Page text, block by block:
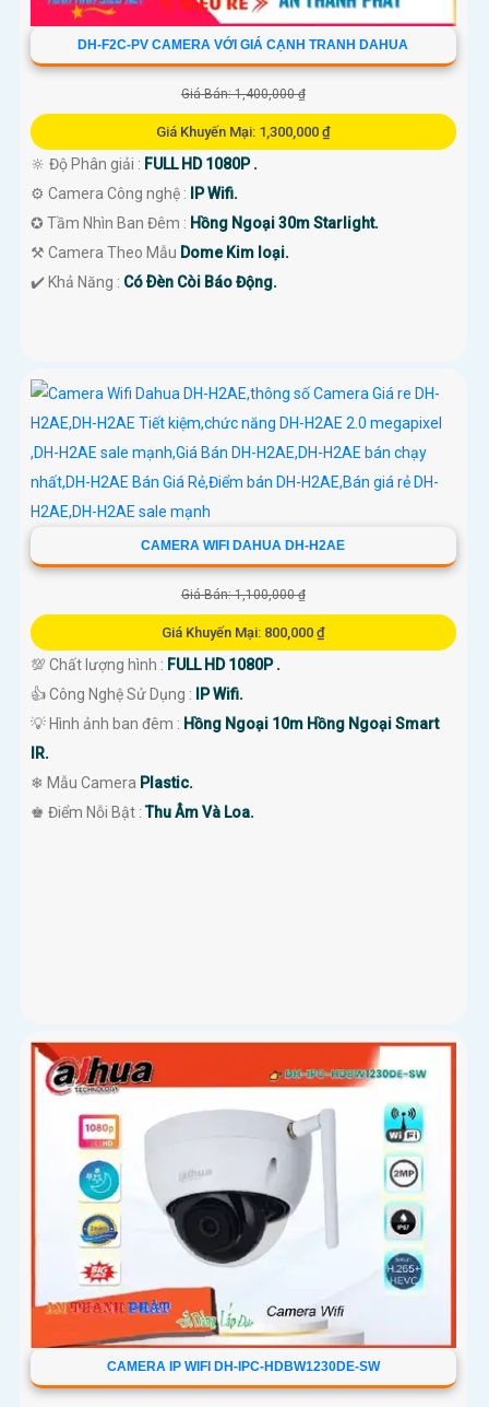
DH-F2C-PV CAMERA VỚI GIÁ CẠNH TRANH DAHUA
Giá Bán: 1,400,000 ₫
Giá Khuyến Mại: 1,300,000 ₫
🔆 Độ Phân giải : FULL HD 1080P .
⚙ Camera Công nghệ :
IP Wifi.
✪ Tầm Nhìn Ban Đêm : Hồng Ngoại 30m Starlight.
⚒ Camera Theo Mẫu Dome Kim loại.
️✔️ Khả Năng : Có Ðèn Còi Báo Động.
CAMERA WIFI DAHUA DH-H2AE
Giá Bán: 1,100,000 ₫
Giá Khuyến Mại: 800,000 ₫
💯 Chất lượng hình : FULL HD 1080P .
👍 Công Nghệ Sử Dụng :
IP Wifi.
💡 Hình ảnh ban đêm : Hồng Ngoại 10m Hồng Ngoại Smart
IR.
❄ Mẫu Camera Plastic.
️♚ Điểm Nỗi Bật :Thu Âm Và Loa.
CAMERA IP WIFI DH-IPC-HDBW1230DE-SW